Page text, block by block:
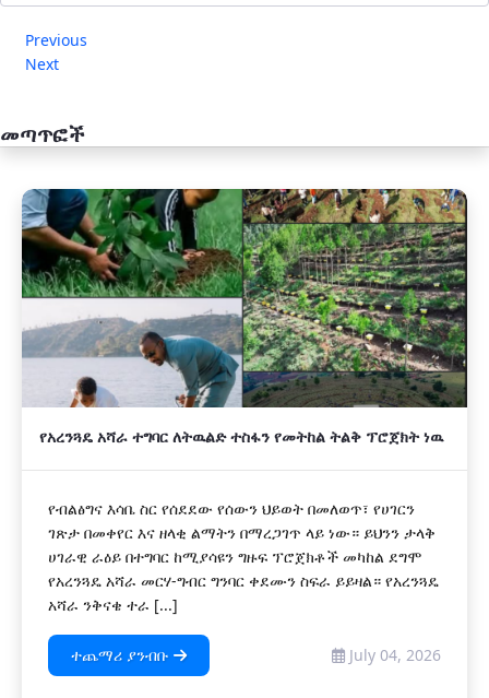
Previous
Next
መጣጥፎች
አዲስ
የአረንጓዴ አሻራ ተግባር ለትዉልድ ተስፋን የመትከል ትልቅ ፕሮጀክት ነዉ
የብልፅግና እሳቤ ስር የሰደደው የሰውን ህይወት በመለወጥ፣ የሀገርን
ገጽታ በመቀየር እና ዘላቂ ልማትን በማረጋገጥ ላይ ነው። ይህንን ታላቅ
ሀገራዊ ራዕይ በተግባር ከሚያሳዩን ግዙፍ ፕሮጀክቶች መካከል ደግሞ
የአረንጓዴ አሻራ መርሃ-ግብር ግንባር ቀደሙን ስፍራ ይይዛል። የአረንጓዴ
አሻራ ንቅናቄ ተራ [...]
ተጨማሪ ያንብቡ July 04, 2026